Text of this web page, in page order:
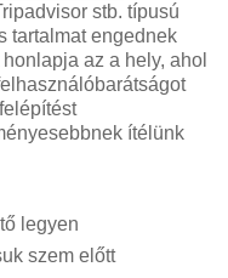
stb. típusú
tartalmat engednek
az a hely, ahol
ítélünk
legyen
szem előtt